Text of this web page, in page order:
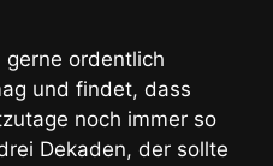
gerne ordentlich
und findet, dass
noch immer so
Dekaden, der sollte